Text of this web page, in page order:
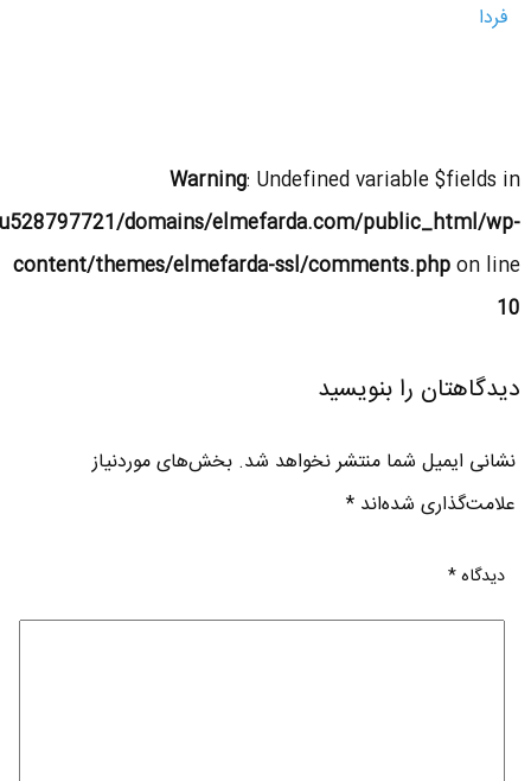
فردا
Warning: Undefined variable $fields in
domains/elmefarda.com/public_html/wp-
content/themes/elmefarda-ssl/comments.phpon line
10
دیدگاهتان را بنویسید
نشانی ایمیل شما منتشر نخواهد شد. بخش‌های موردنیاز
علامت‌گذاری شده‌اند*
دیدگاه*